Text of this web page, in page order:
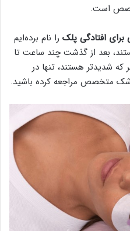
است.
برای افتادگی پلک را نام برده‌ایم
بعد از گذشت چند ساعت تا
که شدید‌تر هستند، تنها در
متخصص مراجعه کرده باشید.